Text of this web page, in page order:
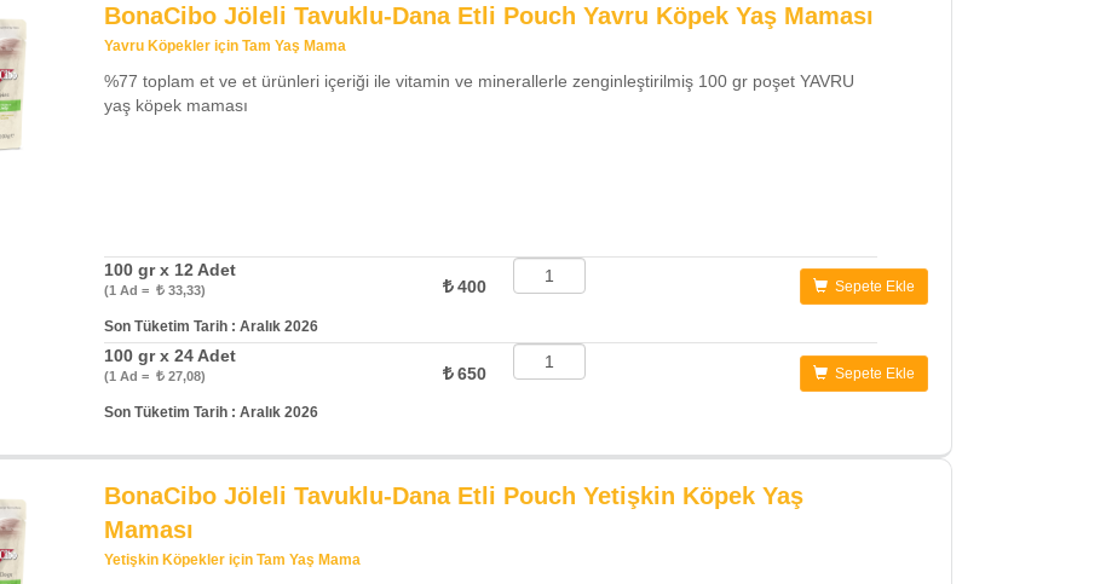
BonaCibo Jöleli Tavuklu-Dana Etli Pouch Yavru Köpek Yaş Maması
Yavru Köpekler için Tam Yaş Mama
%77 toplam et ve et ürünleri içeriği ile vitamin ve minerallerle zenginleştirilmiş 100 gr poşet YAVRU
yaş köpek maması
100 gr x 12 Adet
(1 Ad = 33,33) 400 Sepete Ekle
Son Tüketim Tarih : Aralık 2026
100 gr x 24 Adet
(1 Ad = 27,08) 650 Sepete Ekle
Son Tüketim Tarih : Aralık 2026
BonaCibo Jöleli Tavuklu-Dana Etli Pouch Yetişkin Köpek Yaş
Maması
Yetişkin Köpekler için Tam Yaş Mama